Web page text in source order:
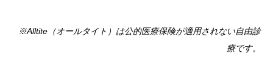
※Alltite（オールタイト）は公的医療保険が適用されない自由診
療です。